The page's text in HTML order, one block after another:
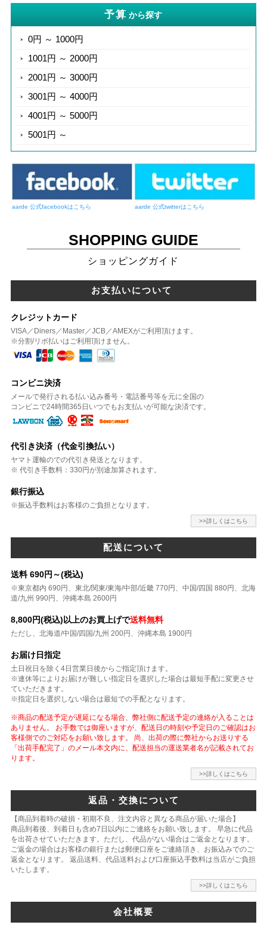
予算 から探す
0円 ～ 1000円
1001円 ～ 2000円
2001円 ～ 3000円
3001円 ～ 4000円
4001円 ～ 5000円
5001円 ～
aarde 公式facebookはこちら aarde 公式twitterはこちら
SHOPPING GUIDE
ショッピングガイド
お支払いについて
クレジットカード
VISA／Diners／Master／JCB／AMEXがご利用頂けます。
※分割/リボ払いはご利用頂けません。
コンビニ決済
メールで発行される払い込み番号・電話番号等を元に全国の
コンビニで24時間365日いつでもお支払いが可能な決済です。
代引き決済（代金引換払い）
ヤマト運輸のでの代引き発送となります。
※ 代引き手数料：330円が別途加算されます。
銀行振込
※振込手数料はお客様のご負担となります。
>>詳しくはこちら
配送について
送料 690円～(税込)
※東京都内 690円、東北/関東/東海/中部/近畿 770円、中国/四国 880円、北海
道/九州 990円、沖縄本島 2600円
8,800円(税込)以上のお買上げで送料無料
ただし、北海道/中国/四国/九州 200円、沖縄本島 1900円
お届け日指定
土日祝日を除く4日営業日後からご指定頂けます。
※連休等によりお届けが難しい指定日を選択した場合は最短手配に変更させ
ていただきます。
※指定日を選択しない場合は最短での手配となります。
※商品の配送予定が遅延になる場合、弊社側に配送予定の連絡が入ることは
ありません。 お手数では御座いますが、配送日の時刻や予定日のご確認はお
客様側でのご対応をお願い致します。 尚、出荷の際に弊社からお送りする
「出荷手配完了」のメール本文内に、配送担当の運送業者名が記載されてお
ります。
>>詳しくはこちら
返品・交換について
【商品到着時の破損・初期不良、注文内容と異なる商品が届いた場合】
商品到着後、到着日も含め7日以内にご連絡をお願い致します。 早急に代品
を出荷させていただきます。ただし、代品がない場合はご返金となります。
ご返金の場合はお客様の銀行または郵便口座をご連絡頂き、お振込みでのご
返金となります。 返品送料、代品送料および口座振込手数料は当店がご負担
いたします。
>>詳しくはこちら
会社概要